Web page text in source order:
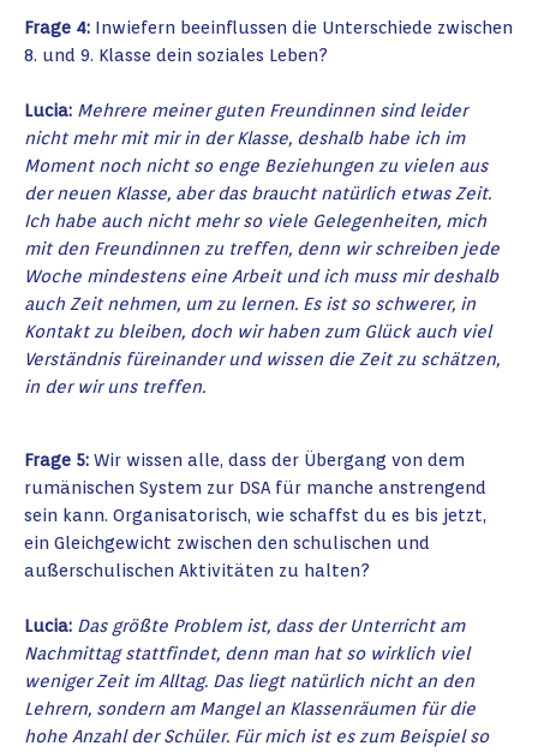
Frage 4: Inwiefern beeinflussen die Unterschiede zwischen
8. und 9. Klasse dein soziales Leben?
Lucia: Mehrere meiner guten Freundinnen sind leider
nicht mehr mit mir in der Klasse, deshalb habe ich im
Moment noch nicht so enge Beziehungen zu vielen aus
der neuen Klasse, aber das braucht natürlich etwas Zeit.
Ich habe auch nicht mehr so viele Gelegenheiten, mich
mit den Freundinnen zu treffen, denn wir schreiben jede
Woche mindestens eine Arbeit und ich muss mir deshalb
auch Zeit nehmen, um zu lernen. Es ist so schwerer, in
Kontakt zu bleiben, doch wir haben zum Glück auch viel
Verständnis füreinander und wissen die Zeit zu schätzen,
in der wir uns treffen.
Frage 5: Wir wissen alle, dass der Übergang von dem
rumänischen System zur DSA für manche anstrengend
sein kann. Organisatorisch, wie schaffst du es bis jetzt,
ein Gleichgewicht zwischen den schulischen und
außerschulischen Aktivitäten zu halten?
Lucia: Das größte Problem ist, dass der Unterricht am
Nachmittag stattfindet, denn man hat so wirklich viel
weniger Zeit im Alltag. Das liegt natürlich nicht an den
Lehrern, sondern am Mangel an Klassenräumen für die
hohe Anzahl der Schüler. Für mich ist es zum Beispiel so